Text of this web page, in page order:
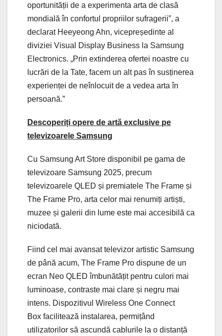
oportunității de a experimenta arta de clasă
mondială în confortul propriilor sufragerii”, a
declarat Heeyeong Ahn, vicepreședinte al
diviziei Visual Display Business la Samsung
Electronics. „Prin extinderea ofertei noastre cu
lucrări de la Tate, facem un alt pas în susținerea
experienței de neînlocuit de a vedea arta în
persoană.”
Descoperiți opere de artă exclusive pe
televizoarele Samsung
Cu Samsung Art Store disponibil pe gama de
televizoare Samsung 2025, precum
televizoarele QLED și premiatele The Frame și
The Frame Pro, arta celor mai renumiți artiști,
muzee și galerii din lume este mai accesibilă ca
niciodată.
Fiind cel mai avansat televizor artistic Samsung
de până acum, The Frame Pro dispune de un
ecran Neo QLED îmbunătățit pentru culori mai
luminoase, contraste mai clare și negru mai
intens. Dispozitivul Wireless One Connect
Box facilitează instalarea, permițând
utilizatorilor să ascundă cablurile la o distanță